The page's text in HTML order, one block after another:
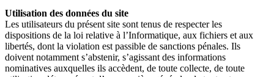
Utilisation des données du site
Les utilisateurs du présent site sont tenus de respecter les
dispositions de la loi relative à l’Informatique, aux fichiers et aux
libertés, dont la violation est passible de sanctions pénales. Ils
doivent notamment s’abstenir, s’agissant des informations
nominatives auxquelles ils accèdent, de toute collecte, de toute